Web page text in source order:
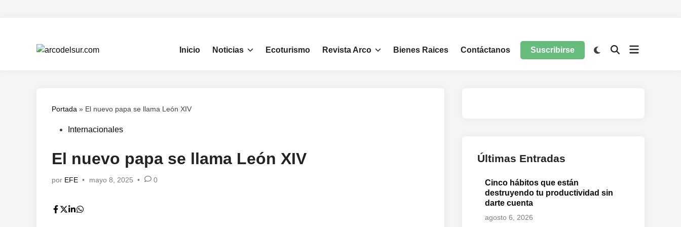
Inicio Noticias Ecoturismo Revista Arco Bienes Raices Contáctanos Suscribirse
Portada » El nuevo papa se llama León XIV
Publicado
Internacionales
El nuevo papa se llama León XIV
por EFE • mayo 8, 2025 • 0
Últimas Entradas
Cinco hábitos que están
destruyendo tu productividad sin
darte cuenta
agosto 6, 2026